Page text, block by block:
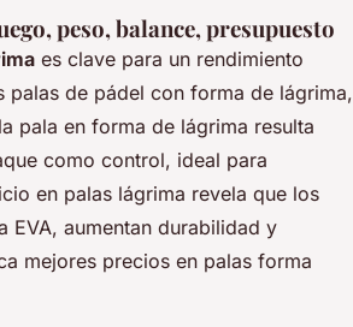
peso, balance, presupuesto
es clave para un rendimiento
de pádel con forma de lágrima,
pala en forma de lágrima resulta
como control, ideal para
en palas lágrima revela que los
EVA, aumentan durabilidad y
mejores precios en palas forma